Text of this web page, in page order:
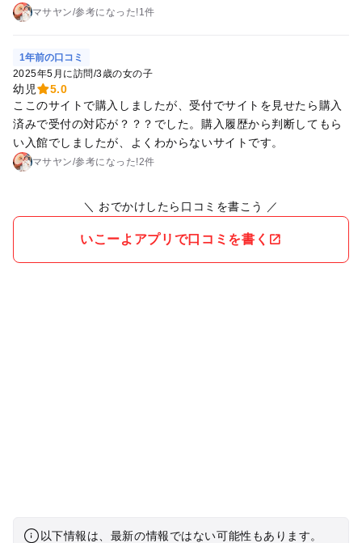
また連れてきたくなりました。
マサヤン/参考に なった!1件
1年前の口コミ
2025年5月に訪問/3歳の女の子
幼児
5.0
ここのサイトで購入しましたが、受付でサイトを見せたら購入
済みで受付の対応が？？？でした。購入履歴から判断してもら
い入館でしましたが、よくわからないサイトです。
マサヤン/参考に なった!2件
＼ おでかけしたら口コミを書こう ／
いこーよアプリで口コミを書く
以下情報は、最新の情報ではない可能性もあります。